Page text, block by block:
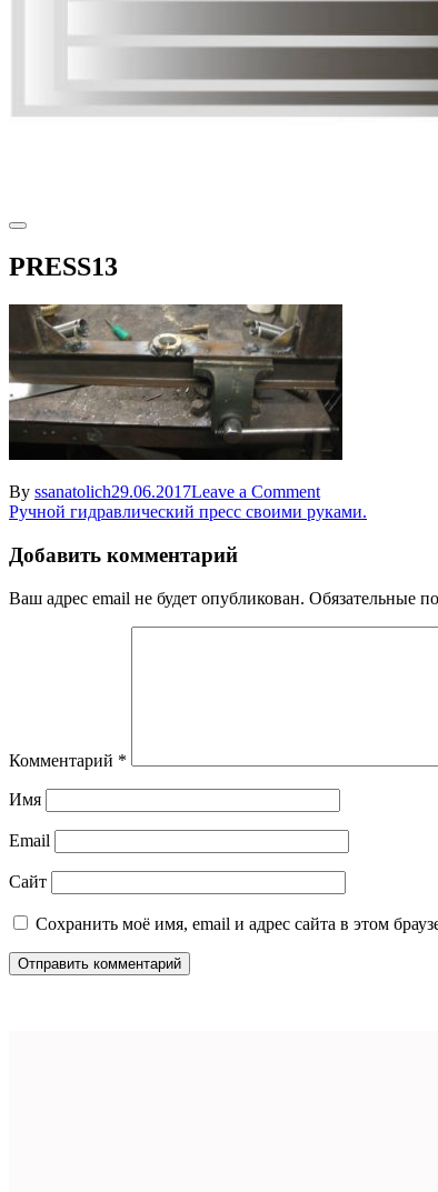
PRESS13
By ssanatolich29.06.2017Leave a Commenton
PRESS13
Навигация
по
записям
Ручной гидравлический пресс своими руками.
Добавить комментарий
Ваш адрес email не будет опубликован. Обязательные
Комментарий *
Имя
Email
Сайт
Сохранить моё имя, email и адрес сайта в этом